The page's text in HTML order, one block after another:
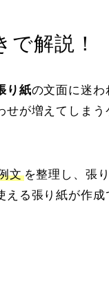
解説！
り紙の文面に迷わ
が増えてしま
文を整理し、張
る張り紙が作成